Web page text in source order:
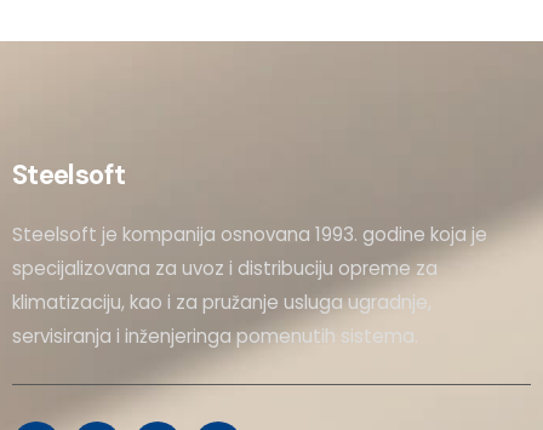
Steelsoft
Steelsoft je kompanija osnovana 1993. godine koja je
specijalizovana za uvoz i distribuciju opreme za
klimatizaciju, kao i za pružanje usluga ugradnje,
servisiranja i inženjeringa pomenutih sistema.